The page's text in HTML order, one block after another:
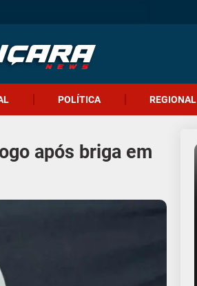
POLÍTICA REGIONAL
após briga em